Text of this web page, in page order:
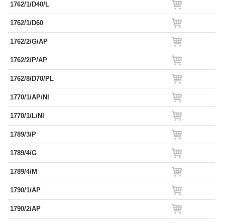
1762/1/D40/L
1762/1/D60
1762/2/G/AP
1762/2/P/AP
1762/8/D70/PL
1770/1/AP/NI
1770/1/L/NI
1789/3/P
1789/4/G
1789/4/M
1790/1/AP
1790/2/AP